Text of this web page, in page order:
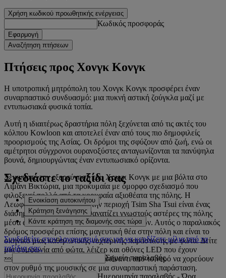
Χρήση κωδικού προωθητικής ενέργειας
Κωδικός προσφοράς
Εφαρμογή
Αναζήτηση πτήσεων
Πτήσεις προς Χονγκ Κονγκ
Η υποτροπική μητρόπολη του Χονγκ Κονγκ προσφέρει έναν
συναρπαστικό συνδυασμό: μια πυκνή αστική ζούγκλα μαζί με
εντυπωσιακά φυσικά τοπία.
Αυτή η ιδιαιτέρως δραστήρια πόλη ξεχύνεται από τις ακτές του
κόλπου Kowloon και αποτελεί έναν από τους πιο δημοφιλείς
προορισμούς της Ασίας. Οι δρόμοι της σφύζουν από ζωή, ενώ οι
αμέτρητοι σύγχρονοι ουρανοξύστες ανταγωνίζονται τα πανύψηλα
βουνά, δημιουργώντας έναν εντυπωσιακό ορίζοντα.
Ξεκινήστε την εξερεύνηση του Χονγκ Κονγκ με μια βόλτα στο
Λιμάνι Βικτώρια, μια προκυμαία με όμορφο σχεδιασμό που
φιλοξενεί πολλά από τα κορυφαία αξιοθέατα της πόλης. Η
Λεωφόρος των Αστέρων στην περιοχή Tsim Sha Tsui είναι ένας
διάσημος δρόμος που απαθανατίζει γνωστούς αστέρες της πόλης
μέσα από αγάλματα και αποτυπώματα χεριών. Αυτός ο παραλιακός
δρόμος προσφέρει επίσης μαγευτική θέα στην πόλη και είναι το
σκηνικό μιας καθηλωτικής νυχτερινής παράστασης με φώτα. Δείτε
μια συμφωνία από φώτα, λέιζερ και οθόνες LED που έχουν
τοποθετηθεί σε ουρανοξύστες απέναντι από το νερό να χορεύουν
στον ρυθμό της μουσικής σε μια συναρπαστική παράσταση.
Σχεδιάστε το ταξίδι σας
Ενοικίαση αυτοκινήτου
Κράτηση ξενάγησης
Κάντε κράτηση της διαμονής σας τώρα
Συνδεθείτε στον λογαριασμό σας για να κερδίζετε μίλια από τα
ταξίδια σας.
Σημείο παραλαβής
Ημερομηνία παραλαβής - Ώρα